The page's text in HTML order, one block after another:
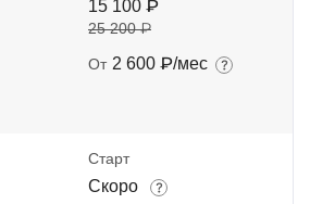
15 100 ₽
25 200 ₽
От 2 600 ₽/мес
Старт
Скоро